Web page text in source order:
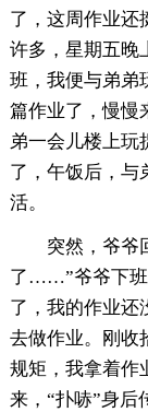
了，这周作业还
许多，星期五晚
班，我便与弟弟
篇作业了，慢慢
弟一会儿楼上玩
了，午饭后，与
活。
突然，爷爷
了……”爷爷下班
了，我的作业还
去做作业。刚收
规矩，我拿着作
来，“扑哧”身后